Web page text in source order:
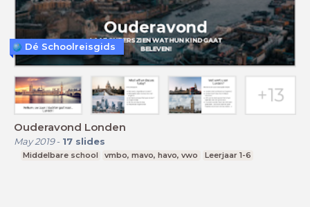
Ouderavond Londen
May 2019- 17 slides
Middelbare school vmbo, mavo, havo, vwo Leerjaar 1-6
Dé Schoolreisgids